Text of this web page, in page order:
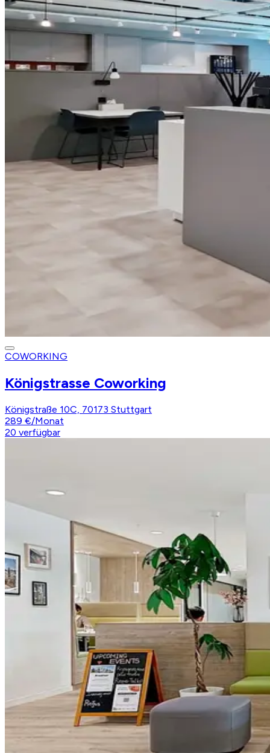
COWORKING
Königstrasse Coworking
Königstraße 10C, 70173 Stuttgart
289 €/Monat
20 verfügbar